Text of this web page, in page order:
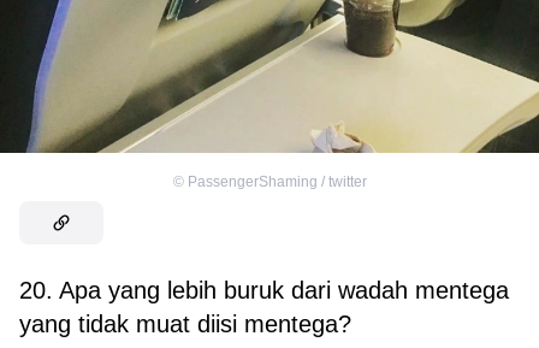
© PassengerShaming / twitter
20. Apa yang lebih buruk dari wadah mentega
yang tidak muat diisi mentega?